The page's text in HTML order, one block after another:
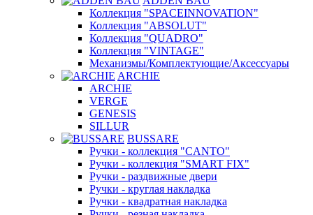
Коллекция "SPACEINNOVATION"
Коллекция "ABSOLUT"
Коллекция "QUADRO"
Коллекция "VINTAGE"
Механизмы/Комплектующие/Аксессуары
ARCHIE
ARCHIE
VERGE
GENESIS
SILLUR
BUSSARE
Ручки - коллекция "CANTO"
Ручки - коллекция "SMART FIX"
Ручки - раздвижные двери
Ручки - круглая накладка
Ручки - квадратная накладка